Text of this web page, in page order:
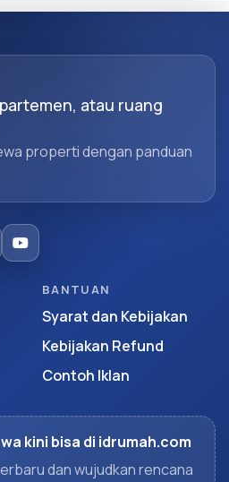
atau ruang
properti dengan panduan
BANTUAN
Syarat dan Kebijakan
Kebijakan Refund
Contoh Iklan
kini bisa di idrumah.com
dan wujudkan rencana